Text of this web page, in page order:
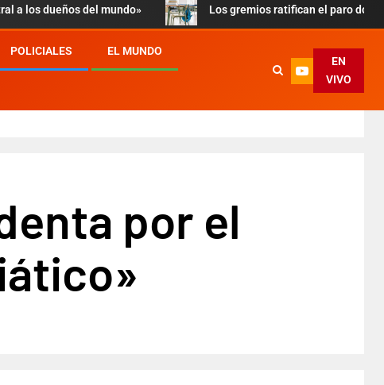
a los dueños del mundo» Los gremios ratifican el paro
POLICIALES EL MUNDO
EN
VIVO
por el